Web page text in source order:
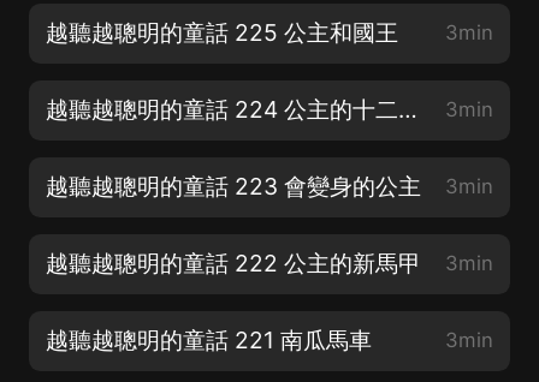
越聽越聰明的童話 225 公主和國王 3min
越聽越聰明的童話 224 公主的十二只貓 3min
越聽越聰明的童話 223 會變身的公主 3min
越聽越聰明的童話 222 公主的新馬甲 3min
越聽越聰明的童話 221 南瓜馬車 3min